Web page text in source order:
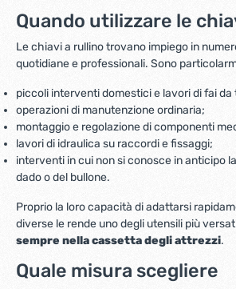
Quando utilizzare le
Le chiavi a rullino trovano impiego in
quotidiane e professionali. Sono
piccoli interventi domestici e lavori di fai da
operazioni di manutenzione ordinaria;
montaggio e regolazione di componenti
lavori di idraulica su raccordi e fissaggi;
interventi in cui non si conosce in anticipo
dado o del bullone.
Proprio la loro capacità di adattarsi
diverse le rende uno degli utensili più
sempre nella cassetta degli attrezzi.
Quale misura scegliere